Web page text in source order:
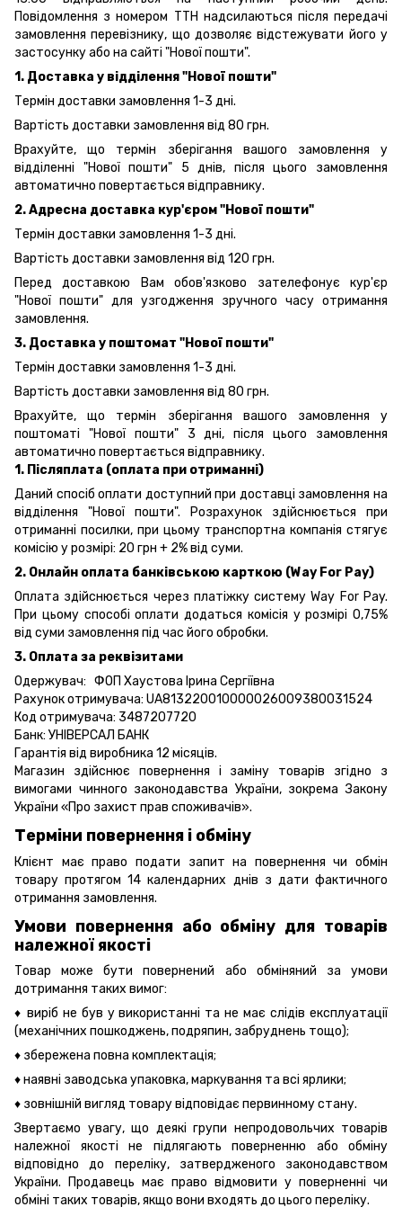
Повідомлення з номером ТТН надсилаються після передачі
замовлення перевізнику, що дозволяє відстежувати його у
застосунку або на сайті "Нової пошти".
1. Доставка у відділення "Нової пошти"
Термін доставки замовлення 1-3 дні.
Вартість доставки замовлення від 80 грн.
Врахуйте, що термін зберігання вашого замовлення у
відділенні "Нової пошти" 5 днів, після цього замовлення
автоматично повертається відправнику.
2. Адресна доставка кур'єром "Нової пошти"
Термін доставки замовлення 1-3 дні.
Вартість доставки замовлення від 120 грн.
Перед доставкою Вам обов'язково зателефонує кур'єр
"Нової пошти" для узгодження зручного часу отримання
замовлення.
3. Доставка у поштомат "Нової пошти"
Термін доставки замовлення 1-3 дні.
Вартість доставки замовлення від 80 грн.
Врахуйте, що термін зберігання вашого замовлення у
поштоматі "Нової пошти" 3 дні, після цього замовлення
автоматично повертається відправнику.
1. Післяплата (оплата при отриманні)
Даний спосіб оплати доступний при доставці замовлення на
відділення "Нової пошти". Розрахунок здійснюється при
отриманні посилки, при цьому транспортна компанія стягує
комісію у розмірі: 20 грн + 2% від суми.
2. Онлайн оплата банківською карткою (Way For Pay)
Оплата здійснюється через платіжку систему Way For Pay.
При цьому способі оплати додаться комісія у розмірі 0,75%
від суми замовлення під час його обробки.
3. Оплата за реквізитами
Одержувач: ФОП Хаустова Ірина Сергіївна
Рахунок отримувача: UA813220010000026009380031524
Код отримувача: 3487207720
Банк: УНІВЕРСАЛ БАНК
Гарантія від виробника 12 місяців.
Магазин здійснює повернення і заміну товарів згідно з
вимогами чинного законодавства України, зокремаЗакону
України «Про захист прав споживачів».
Терміни повернення і обміну
Клієнт має право подати запит на повернення чи обмін
товару протягом 14 календарних днів з дати фактичного
отримання замовлення.
Умови повернення або обміну для товарів
належної якості
Товар може бути повернений або обміняний за умови
дотримання таких вимог:
♦ виріб не був у використанні та не має слідів експлуатації
(механічних пошкоджень, подряпин, забруднень тощо);
♦ збережена повна комплектація;
♦ наявні заводська упаковка, маркування та всі ярлики;
♦ зовнішній вигляд товару відповідає первинному стану.
Звертаємо увагу, що деякі групи непродовольчих товарів
належної якості не підлягають поверненню або обміну
відповідно до переліку, затвердженого законодавством
України. Продавець має право відмовити у поверненні чи
обміні таких товарів, якщо вони входять до цього переліку.